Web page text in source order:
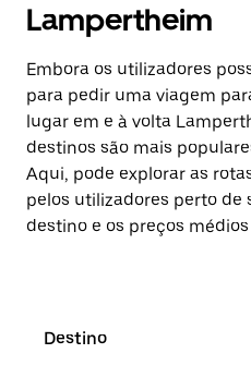
Lampertheim
Embora os utilizadores
para pedir uma viagem
lugar em e à volta
destinos são mais
Aqui, pode explorar as
pelos utilizadores perto de
destino e os preços
Destino